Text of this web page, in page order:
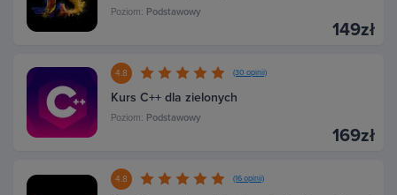
Poziom: Podstawowy
149zł
4.8 (30 opinii)
Kurs C++ dla zielonych
Poziom: Podstawowy
169zł
4.8 (16 opinii)